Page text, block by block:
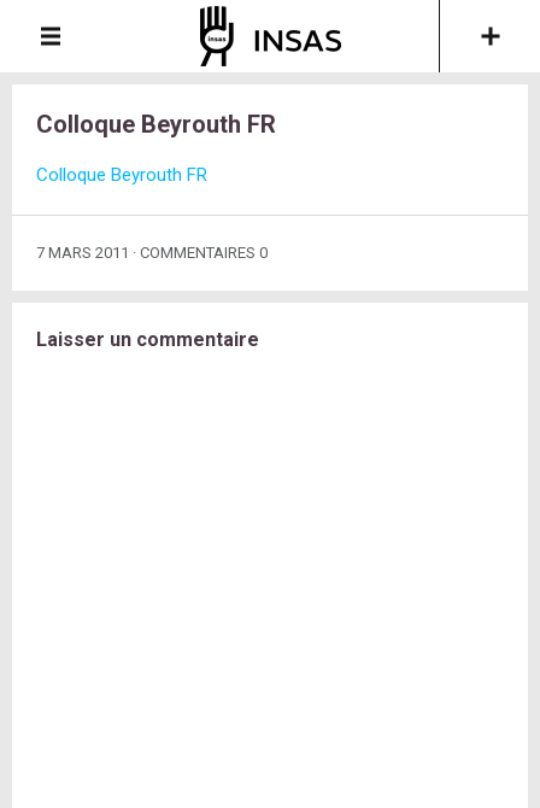
Colloque Beyrouth FR
Colloque Beyrouth FR
7 MARS 2011 COMMENTAIRES 0
Laisser un commentaire